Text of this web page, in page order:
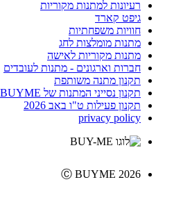
רעיונות למתנות מקוריות
גיפט קארד
חוויות משפחתיות
מתנות מומלצות לחג
מתנות מקוריות לאישה
חברות וארגונים - מתנות לעובדים
תקנון מתנה משותפת
תקנון נסייני המתנות של BUYME
תקנון פעילות ט"ו באב 2026
privacy policy
Ⓒ BUYME 2026